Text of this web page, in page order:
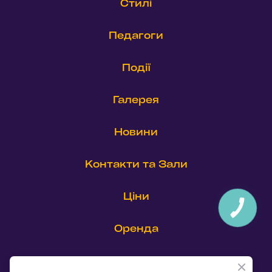
Педагоги
Події
Галерея
Новини
Контакти та Зали
Ціни
Оренда
Співпраця
КНОПКА
ЗВ'ЯЗКУ